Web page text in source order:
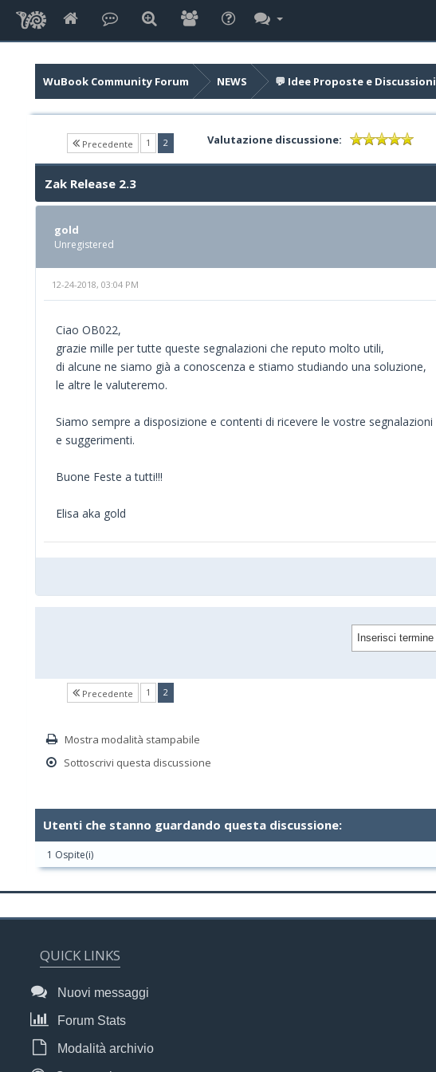
WuBook Community Forum NEWS 💬 Idee Proposte e Discussioni
Precedente 1 2(current) Valutazione discussione:
Zak Release 2.3
gold
Unregistered
12-24-2018, 03:04 PM
Ciao OB022,
grazie mille per tutte queste segnalazioni che reputo molto utili,
di alcune ne siamo già a conoscenza e stiamo studiando una soluzione,
le altre le valuteremo.
Siamo sempre a disposizione e contenti di ricevere le vostre segnalazioni
e suggerimenti.
Buone Feste a tutti!!!
Elisa aka gold
Precedente 1 2(current)
Mostra modalità stampabile
Sottoscrivi questa discussione
Utenti che stanno guardando questa discussione:
1 Ospite(i)
QUICK LINKS
Nuovi messaggi
Forum Stats
Modalità archivio